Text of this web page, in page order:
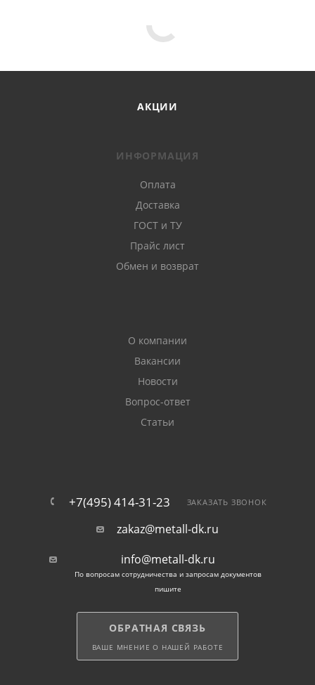
АКЦИИ
ИНФОРМАЦИЯ
Оплата
Доставка
ГОСТ и ТУ
Прайс лист
Обмен и возврат
О компании
Вакансии
Новости
Вопрос-ответ
Статьи
+7(495) 414-31-23 ЗАКАЗАТЬ ЗВОНОК
zakaz@metall-dk.ru
info@metall-dk.ru
По вопросам сотрудничества и запросам документов
пишите
ОБРАТНАЯ СВЯЗЬ
ВАШЕ МНЕНИЕ О НАШЕЙ РАБОТЕ